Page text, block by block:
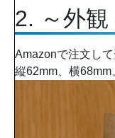
2. ～外観
Amazonで注文し
縦62mm、横